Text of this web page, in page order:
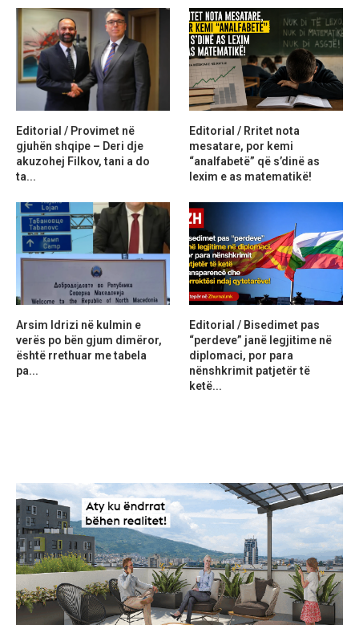
Editorial / Provimet në
gjuhën shqipe – Deri dje
akuzohej Filkov, tani a do
ta...
Editorial / Rritet nota
mesatare, por kemi
“analfabetë” që s’dinë as
lexim e as matematikë!
Arsim Idrizi në kulmin e
verës po bën gjum dimëror,
është rrethuar me tabela
pa...
Editorial / Bisedimet pas
“perdeve” janë legjitime në
diplomaci, por para
nënshkrimit patjetër të
ketë...